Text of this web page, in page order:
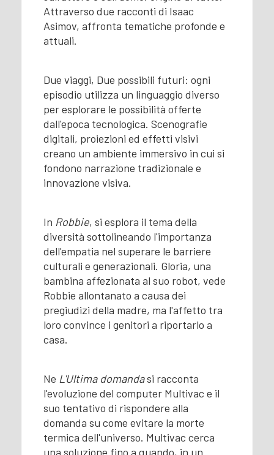
Attraverso due racconti di Isaac
Asimov, affronta tematiche profonde e
attuali.
Due viaggi, Due possibili futuri: ogni
episodio utilizza un linguaggio diverso
per esplorare le possibilità offerte
dall'epoca tecnologica. Scenografie
digitali, proiezioni ed effetti visivi
creano un ambiente immersivo in cui si
fondono narrazione tradizionale e
innovazione visiva.
In Robbie, si esplora il tema della
diversità sottolineando l'importanza
dell'empatia nel superare le barriere
culturali e generazionali. Gloria, una
bambina affezionata al suo robot, vede
Robbie allontanato a causa dei
pregiudizi della madre, ma l'affetto tra
loro convince i genitori a riportarlo a
casa.
Ne L'Ultima domandasi racconta
l'evoluzione del computer Multivac e il
suo tentativo di rispondere alla
domanda su come evitare la morte
termica dell'universo. Multivac cerca
una soluzione fino a quando, in un